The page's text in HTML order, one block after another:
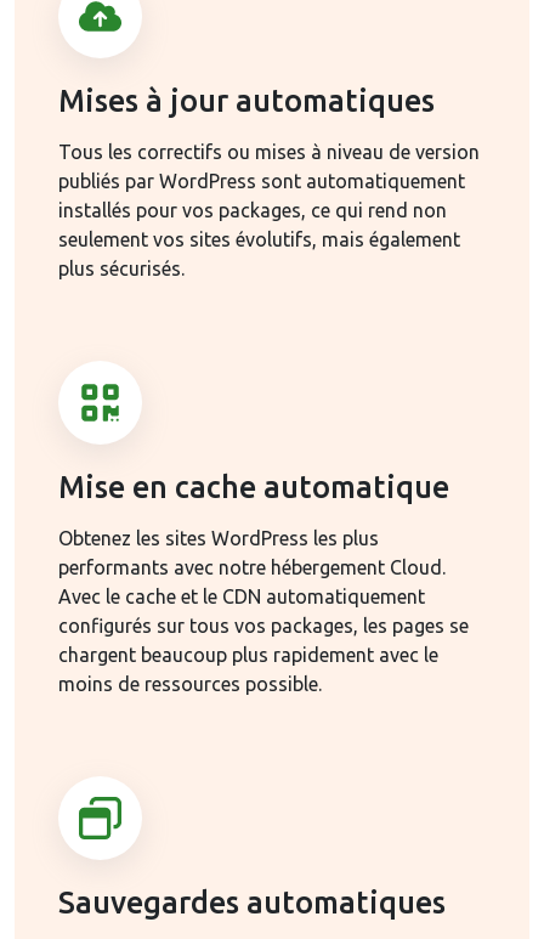
Mises à jour automatiques
Tous les correctifs ou mises à niveau de version
publiés par WordPress sont automatiquement
installés pour vos packages, ce qui rend non
seulement vos sites évolutifs, mais également
plus sécurisés.
Mise en cache automatique
Obtenez les sites WordPress les plus
performants avec notre hébergement Cloud.
Avec le cache et le CDN automatiquement
configurés sur tous vos packages, les pages se
chargent beaucoup plus rapidement avec le
moins de ressources possible.
Sauvegardes automatiques